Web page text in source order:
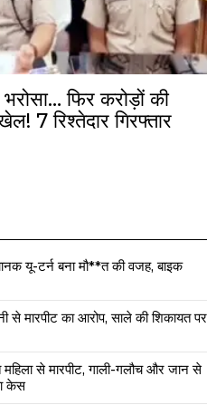
फिर करोड़ों की
7 रिश्तेदार गिरफ्तार
यू-टर्न बना मौ**त की वजह, बाइक
से मारपीट का आरोप, साले की शिकायत पर
से मारपीट, गाली-गलौच और जान से
केस